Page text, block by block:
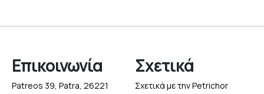
Επικοινωνία
Patreos 39, Patra, 26221
Σχετικά
Σχετικά με την Petrichor